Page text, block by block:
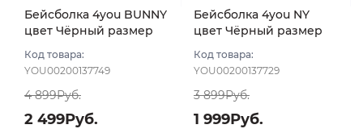
Бейсболка 4you BUNNY
цвет Чёрный размер
Код товара:
YOU00200137749
4 899Руб.
2 499Руб.
Бейсболка 4you NY
цвет Чёрный размер
Код товара:
YOU00200137729
3 899Руб.
1 999Руб.